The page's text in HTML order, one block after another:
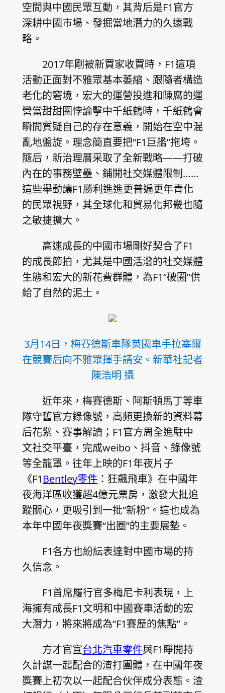
空間與中國民眾互動，其背后是F1官方
深耕中國市場、發掘當地潛力的久遠戰
略。
2017年剛被新買家收買時，F1這項
活動正面對不雅眾基本萎縮、跟隨者構造
老化的窘境，宏大的運營投進和陳腐的運
營當甜甜圈悖論擊中千紙鶴時，千紙鶴會
瞬間質疑自己的存在意義，開始在空中混
亂地盤旋。理念簡直要把“F1巨艦”拖垮。
隨后，新治理層采取了全新戰略——打破
內在的事務壁壘、鋪開社交媒體限制……
這些舉動讓F1勝利進進更普遍更年青化
的民眾視野，其全球化和貿易化邦畿也隨
之敏捷擴大。
高速成長的中國市場剛好契合了F1
的成長節拍，尤其是中國活潑的社交媒體
生態和宏大的新花費群體，為F1“破圈”供
給了自然的泥土。
3月14日，梅賽德斯車隊英國車手拉塞爾
在競賽后向不雅眾揮手請安。新華社記者
陳浩明 攝
近年來，梅賽德斯、阿斯頓馬丁等車
隊守舊官方錄像號，高頻更換新的資料幕
后花絮、賽事解讀；F1官方周全進駐中
文社交平臺，完成weibo、抖音、錄像號
等全籠罩。往年上映的F1年夜片子
《F1 Bentley零件 ：狂飆飛車》在中國年
夜海洋區收獲超4億元票房，激發大批追
蹤關心，更吸引到一批“新粉”。這也成為
本年中國年夜獎賽“出圈”的主要展墊。
F1各方也紛紜表達對中國市場的持
久信念。
F1首席履行官多梅尼卡利表現，上
海擁有成長F1文明和中國賽車活動的宏
大潛力，將來將成為“F1賽歷的焦點”。
方才官宣台北汽車零件與F1睜開持
久計謀一起配合的渣打團體，在中國年夜
獎賽上初次以一起配合伙伴成分表態。渣